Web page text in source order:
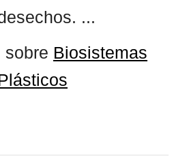
...
sobre Biosistemas